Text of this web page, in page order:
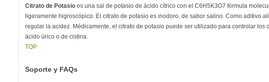
Citrato de Potasioes una sal de potasio de ácido cítrico con el C6H5K3O7 fórmula
ligeramente higroscópico. El citrato de potasio es inodoro, de sabor salino. Como aditivo
regular la acidez. Médicamente, el citrato de potasio puede ser utilizado para controlar
ácido úrico o de cistina.
TOP
Soporte y FAQs